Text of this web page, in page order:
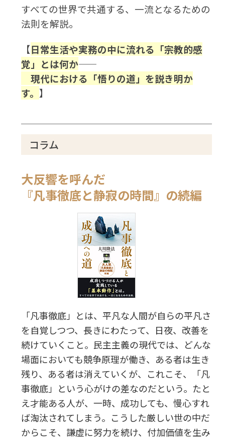
すべての世界で共通する、一流となるための
法則を解説。
【日常生活や実務の中に流れる「宗教的感
覚」とは何か――
現代における「悟りの道」を説き明か
す。】
コラム
大反響を呼んだ
『凡事徹底と静寂の時間』の続編
「凡事徹底」とは、平凡な人間が自らの平凡さ
を自覚しつつ、長きにわたって、日夜、改善を
続けていくこと。民主主義の現代では、どんな
場面においても競争原理が働き、ある者は生き
残り、ある者は消えていくが、これこそ、「凡
事徹底」という心がけの差なのだという。たと
え才能ある人が、一時、成功しても、慢心すれ
ば淘汰されてしまう。こうした厳しい世の中だ
からこそ、謙虚に努力を続け、付加価値を生み